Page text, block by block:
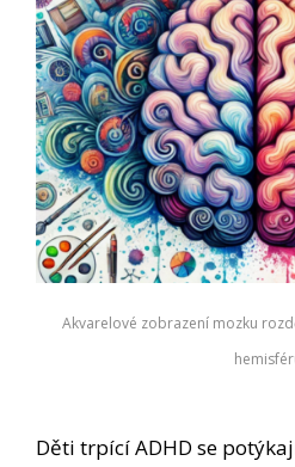
Akvarelové zobrazení mozku
Děti trpící ADHD se